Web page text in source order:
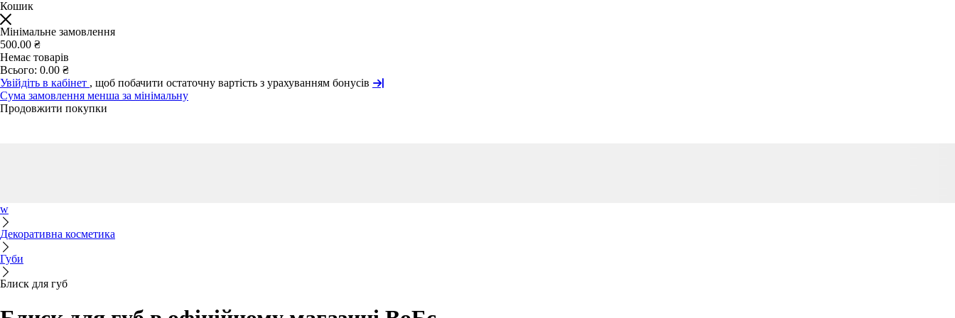
Кошик
Мінімальне замовлення
500.00 ₴
Немає товарів
Всього: 0.00 ₴
Увійдіть в кабінет , щоб побачити остаточну вартість з урахуванням бонусів
Сума замовлення менша за мінімальну
Продовжити покупки
w
Декоративна косметика
Губи
Блиск для губ